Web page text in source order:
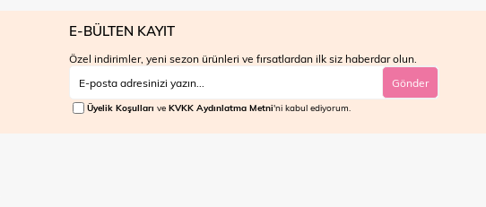
E-BÜLTEN KAYIT
Özel indirimler, yeni sezon ürünleri ve fırsatlardan ilk siz haberdar olun.
Gönder
Üyelik Koşulları ve KVKK Aydınlatma Metni'ni kabul ediyorum.